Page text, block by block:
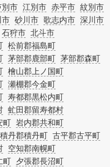
別市 江別市 赤平市 紋別市
市 砂川市 歌志内市 深川市
石狩市 北斗市
松前郡福島町
茅部郡鹿部町 茅部郡森町
檜山郡上ノ国町
瀬棚郡今金町
寿都郡黒松内町
虻田郡留寿都村
町 岩内郡共和町
積丹郡積丹町 古平郡古平町
空知郡南幌町
町 夕張郡長沼町